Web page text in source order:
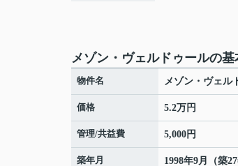
メゾン・ヴェルドゥールの基
物件名 メゾン・ヴェル
価格 5.2万円
管理/共益費 5,000円
築年月 1998年9月（築27